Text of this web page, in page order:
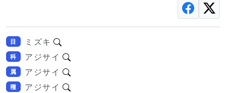
目 ミズキ
科 アジサイ
属 アジサイ
種 アジサイ